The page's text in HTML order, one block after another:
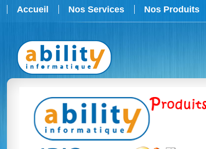
Accueil Nos Services Nos Produits